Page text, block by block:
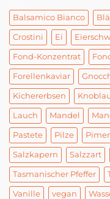
Balsamico Bianco
Crostini Ei
Fond-Konzentrat
Forellenkaviar
Kichererbsen
Lauch Mandel
Pastete Pilze
Salzkapern Salzzart
Tasmanischer Pfeffer
Vanille vegan